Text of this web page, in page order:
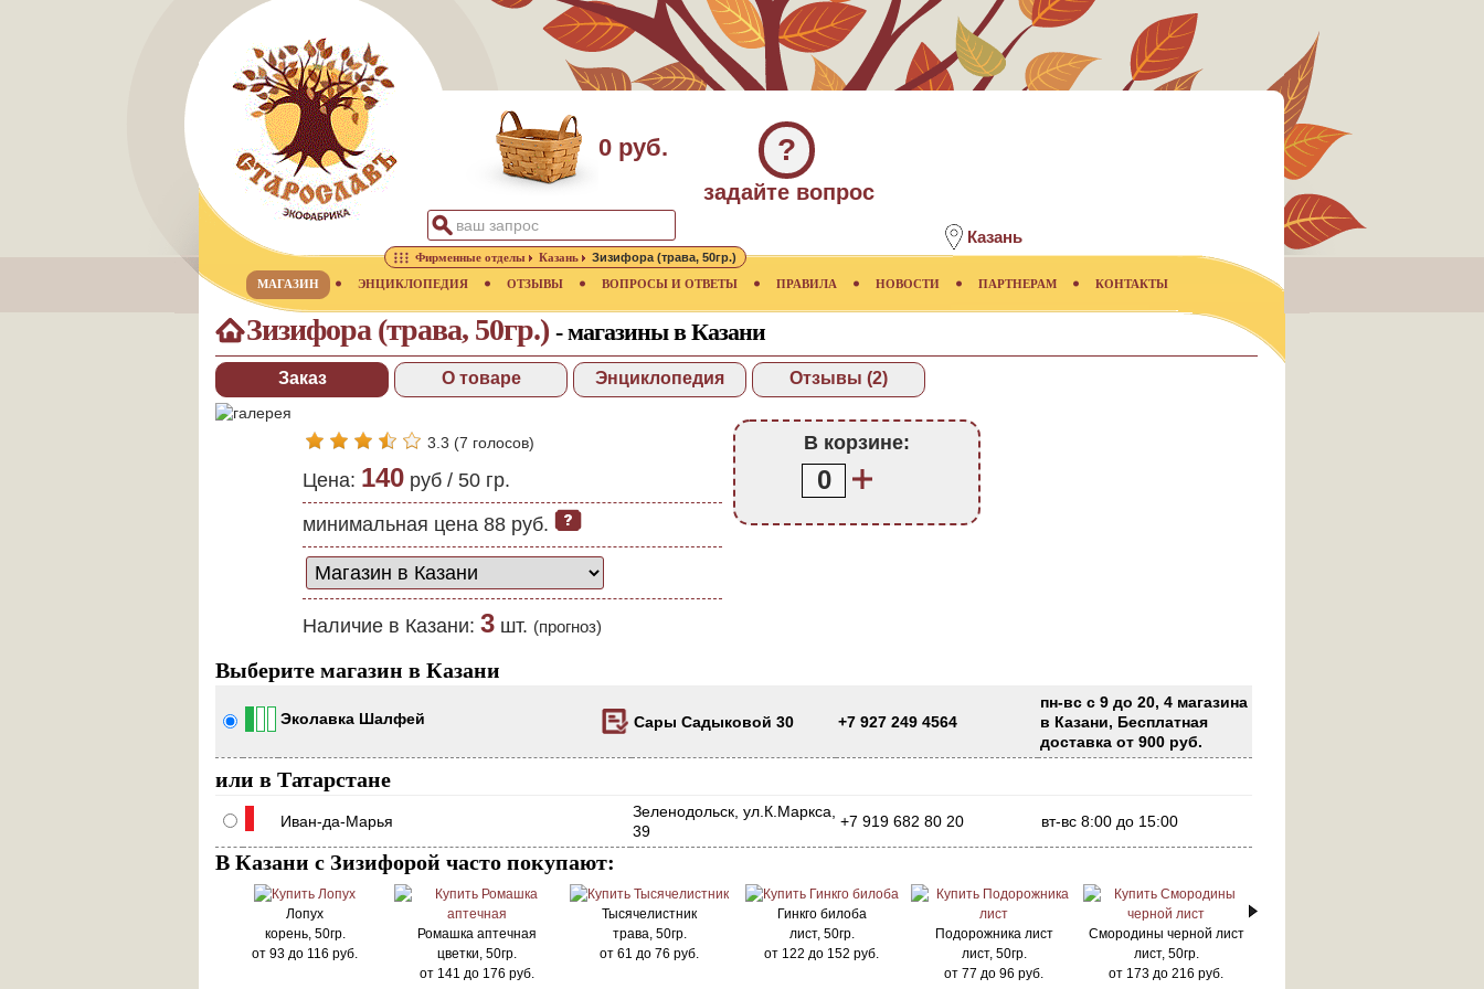
0 руб. ?
задайте вопрос
Казань
МАГАЗИН ЭНЦИКЛОПЕДИЯ ОТЗЫВЫ ВОПРОСЫ И ОТВЕТЫ ПРАВИЛА НОВОСТИ ПАРТНЕРАМ КОНТАКТЫ
Фирменные отделы Казань Зизифора (трава, 50гр.)
Зизифора (трава, 50гр.) - магазины в Казани
Заказ О товаре Энциклопедия Отзывы (2)
3.3 (7 голосов)
Цена: 140 руб / 50 гр.
минимальная цена 88 руб.
Наличие в Казани: 3 шт. (прогноз)
В корзине:
0
Выберите магазин в Казани
Эколавка Шалфей Сары Садыковой 30 +7 927 249 4564
пн-вс с 9 до 20, 4 магазина
в Казани, Бесплатная
доставка от 900 руб.
или в Татарстане
Иван-да-Марья
Зеленодольск, ул.К.Маркса,
39
+7 919 682 80 20 вт-вс 8:00 до 15:00
В Казани с Зизифорой часто покупают:
Лопух
корень, 50гр.
от 93 до 116 руб.
Ромашка аптечная
цветки, 50гр.
от 141 до 176 руб.
Тысячелистник
трава, 50гр.
от 61 до 76 руб.
Гинкго билоба
лист, 50гр.
от 122 до 152 руб.
Подорожника лист
лист, 50гр.
от 77 до 96 руб.
Смородины черной лист
лист, 50гр.
от 173 до 216 руб.